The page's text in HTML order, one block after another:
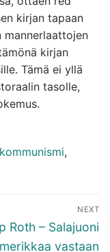
kirjan tapaan
kirjan
Tämä ei yllä
tasolle,
kommunismi,
NEXT
Roth – Salajuoni
vastaan